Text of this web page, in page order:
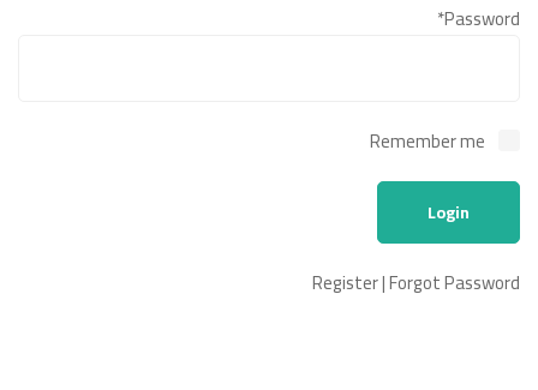
Password
*
Register|Forgot Password